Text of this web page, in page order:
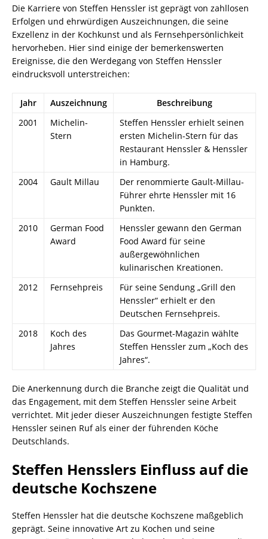
Die Karriere von Steffen Henssler ist geprägt von zahllosen
Erfolgen und ehrwürdigen Auszeichnungen, die seine
Exzellenz in der Kochkunst und als Fernsehpersönlichkeit
hervorheben. Hier sind einige der bemerkenswerten
Ereignisse, die den Werdegang von Steffen Henssler
eindrucksvoll unterstreichen:
Jahr Auszeichnung
Beschreibung
2001
Michelin-
Stern
Steffen Henssler erhielt seinen
ersten Michelin-Stern für das
Restaurant Henssler & Henssler
in Hamburg.
2004
Gault Millau
Der renommierte Gault-Millau-
Führer ehrte Henssler mit 16
Punkten.
2010
German Food
Award
Henssler gewann den German
Food Award für seine
außergewöhnlichen
kulinarischen Kreationen.
2012
Fernsehpreis
Für seine Sendung „Grill den
Henssler“ erhielt er den
Deutschen Fernsehpreis.
2018
Koch des
Jahres
Das Gourmet-Magazin wählte
Steffen Henssler zum „Koch des
Jahres“.
Die Anerkennung durch die Branche zeigt die Qualität und
das Engagement, mit dem Steffen Henssler seine Arbeit
verrichtet. Mit jeder dieser Auszeichnungen festigte Steffen
Henssler seinen Ruf als einer der führenden Köche
Deutschlands.
Steffen Hensslers Einfluss auf die
deutsche Kochszene
Steffen Henssler hat die deutsche Kochszene maßgeblich
geprägt. Seine innovative Art zu Kochen und seine